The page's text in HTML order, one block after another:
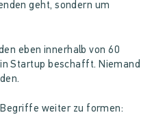
geht, sondern um
eben innerhalb von 60
Startup beschafft. Niemand
weiter zu formen: